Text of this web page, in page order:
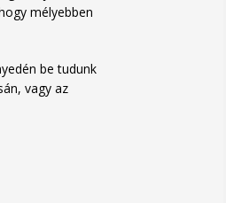
mélyebben
be tudunk
vagy az